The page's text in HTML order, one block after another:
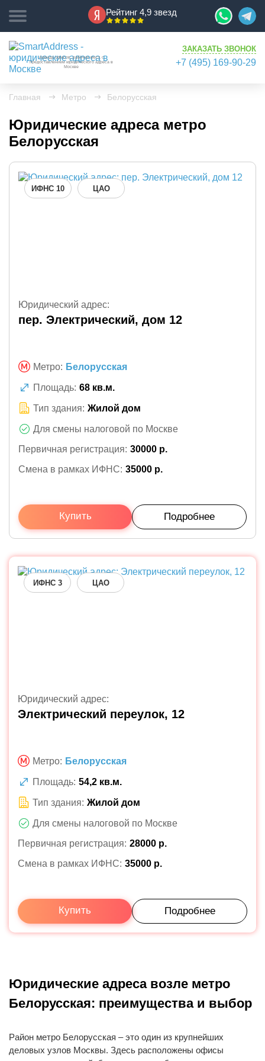
Рейтинг 4,9 звезд
Аренда офисов, рабочих мест, с
предоставлением юридического адреса в
Москве
ЗАКАЗАТЬ ЗВОНОК
+7 (495) 169-90-29
Главная Метро Белорусская
Юридические адреса метро
Белорусская
ИФНС 10 ЦАО
Юридический адрес:
пер. Электрический, дом 12
Метро: Белорусская
Площадь: 68 кв.м.
Тип здания: Жилой дом
Для смены налоговой по Москве
Первичная регистрация: 30000 р.
Смена в рамках ИФНС: 35000 р.
Купить Подробнее
ИФНС 3 ЦАО
Юридический адрес:
Электрический переулок, 12
Метро: Белорусская
Площадь: 54,2 кв.м.
Тип здания: Жилой дом
Для смены налоговой по Москве
Первичная регистрация: 28000 р.
Смена в рамках ИФНС: 35000 р.
Купить Подробнее
Юридические адреса возле метро
Белорусская: преимущества и выбор
Район метро Белорусская – это один из крупнейших
деловых узлов Москвы. Здесь расположены офисы